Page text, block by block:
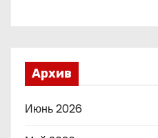
Архив
Июнь 2026